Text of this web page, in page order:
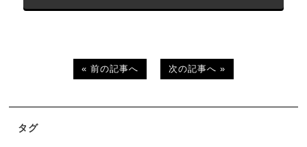
« 前の記事へ 次の記事へ »
タグ